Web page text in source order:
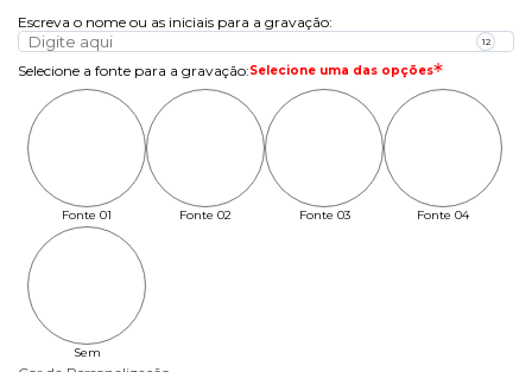
Escreva o nome ou as iniciais para a gravação:
Selecione a fonte para a gravação:Selecione uma das opções
Fonte 01 Fonte 02 Fonte 03 Fonte 04
Sem
Personalização